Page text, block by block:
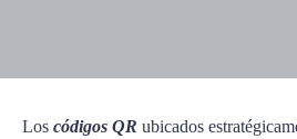
Los códigos QR ubicados